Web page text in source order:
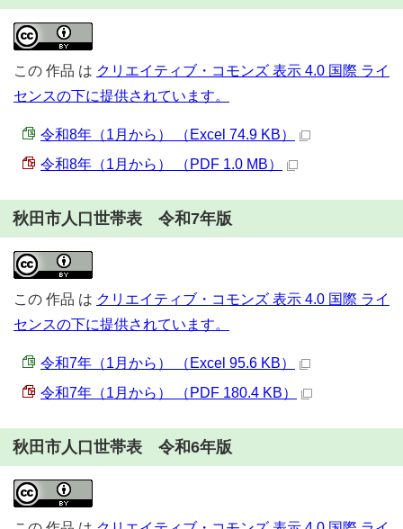
この 作品 は クリエイティブ・コモンズ 表示 4.0 国際 ライ
センスの下に提供されています。
令和8年（1月から） （Excel 74.9 KB）
令和8年（1月から） （PDF 1.0 MB）
秋田市人口世帯表 令和7年版
この 作品 は クリエイティブ・コモンズ 表示 4.0 国際 ライ
センスの下に提供されています。
令和7年（1月から） （Excel 95.6 KB）
令和7年（1月から） （PDF 180.4 KB）
秋田市人口世帯表 令和6年版